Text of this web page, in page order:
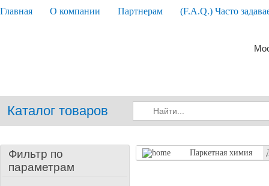
Главная О компании Партнерам (F.A.Q.) Часто
Каталог товаров
Фильтр по
параметрам
Паркетная химия